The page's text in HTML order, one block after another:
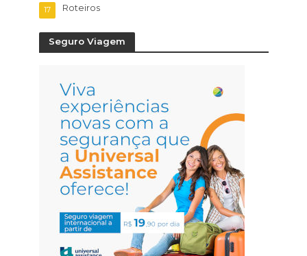
Roteiros
17
Seguro Viagem